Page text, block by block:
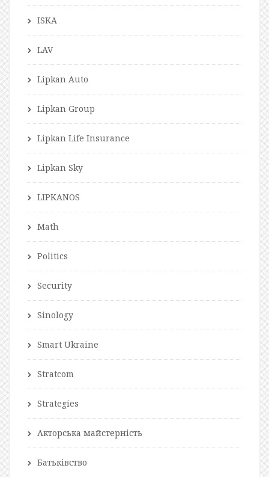
ISKA
LAV
Lipkan Auto
Lipkan Group
Lipkan Life Insurance
Lipkan Sky
LIPKANOS
Math
Politics
Security
Sinology
Smart Ukraine
Stratcom
Strategies
Акторська майстерність
Батьківство